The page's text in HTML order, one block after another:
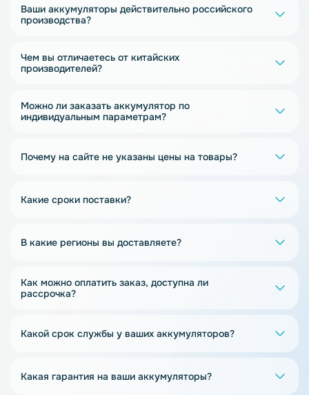
Ваши аккумуляторы действительно российского
производства?
Чем вы отличаетесь от китайских
производителей?
Можно ли заказать аккумулятор по
индивидуальным параметрам?
Почему на сайте не указаны цены на товары?
Какие сроки поставки?
В какие регионы вы доставляете?
Как можно оплатить заказ, доступна ли
рассрочка?
Какой срок службы у ваших аккумуляторов?
Какая гарантия на ваши аккумуляторы?